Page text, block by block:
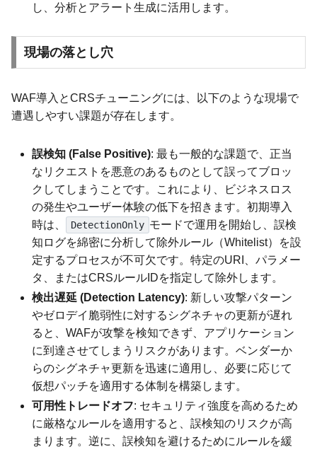
し、分析とアラート生成に活用します。
現場の落とし穴
WAF導入とCRSチューニングには、以下のような現場で
遭遇しやすい課題が存在します。
誤検知 (False Positive): 最も一般的な課題で、正当
なリクエストを悪意のあるものとして誤ってブロッ
クしてしまうことです。これにより、ビジネスロス
の発生やユーザー体験の低下を招きます。初期導入
時は、
DetectionOnly モードで運用を開始し、誤検
知ログを綿密に分析して除外ルール（Whitelist）を設
定するプロセスが不可欠です。特定のURI、パラメー
タ、またはCRSルールIDを指定して除外します。
検出遅延 (Detection Latency): 新しい攻撃パターン
やゼロデイ脆弱性に対するシグネチャの更新が遅れ
ると、WAFが攻撃を検知できず、アプリケーション
に到達させてしまうリスクがあります。ベンダーか
らのシグネチャ更新を迅速に適用し、必要に応じて
仮想パッチを適用する体制を構築します。
可用性トレードオフ: セキュリティ強度を高めるため
に厳格なルールを適用すると、誤検知のリスクが高
まります。逆に、誤検知を避けるためにルールを緩